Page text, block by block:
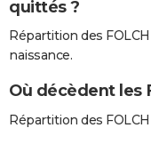
quittés ?
Répartition des
naissance.
Où décèdent les
Répartition des